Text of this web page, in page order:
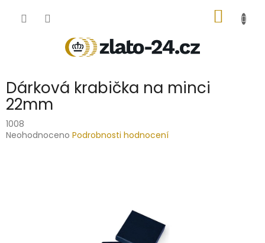
KOŠÍK
Dárková krabička na minci
22mm
1008
Průměrné
Neohodnoceno Podrobnosti hodnocení